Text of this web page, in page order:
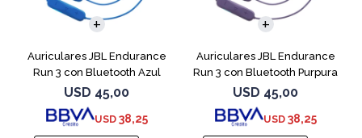
Auriculares JBL Endurance
Run 3 con Bluetooth Azul
USD 45,00
USD 38,25
Auriculares JBL Endurance
Run 3 con Bluetooth Purpura
USD 45,00
USD 38,25